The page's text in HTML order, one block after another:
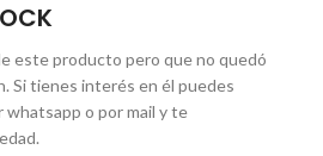
este producto pero que no quedó
Si tienes interés en él puedes
whatsapp o por mail y te